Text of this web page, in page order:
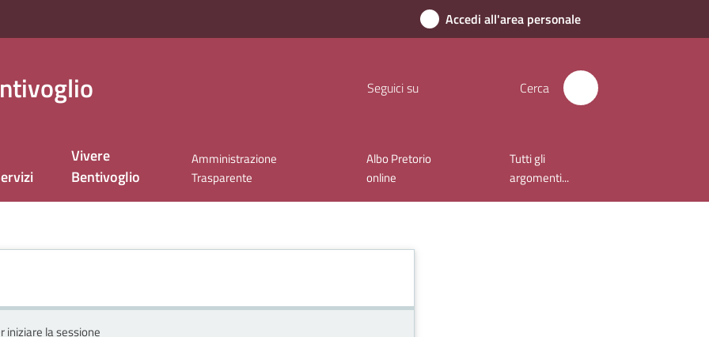
Accedi all'area personale
Seguici su Cerca
Vivere
Bentivoglio
Amministrazione
Trasparente
Albo Pretorio
online
Tutti gli
argomenti...
iniziare la sessione